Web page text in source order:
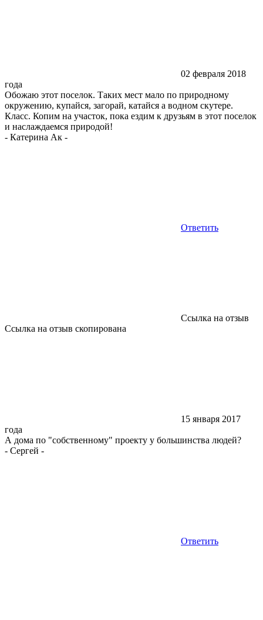
02 февраля 2018
года
Обожаю этот поселок. Таких мест мало по природному
окружению, купайся, загорай, катайся а водном скутере.
Класс. Копим на участок, пока ездим к друзьям в этот поселок
и наслаждаемся природой!
- Катерина Ак -
Ответить
Ссылка на отзыв
Ссылка на отзыв скопирована
15 января 2017
года
А дома по "собственному" проекту у большинства людей?
- Сергей -
Ответить